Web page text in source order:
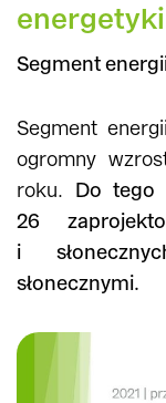
Segment
Segment
ogromny
roku. Do tego
26
i
słonecznymi.